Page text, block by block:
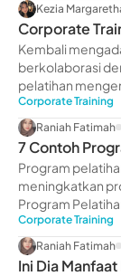
Kezia
Corporate
dibimbing.id
Kembali
berkolaborasi
pelatihan
Corporate Training
Raniah Fatimah
7 Contoh
Program
meningkatkan
Program
Corporate Training
Raniah Fatimah
Ini Dia